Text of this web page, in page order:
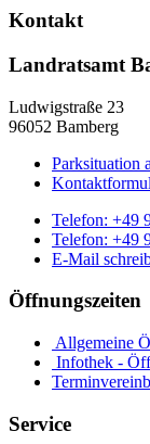
Kontakt
Landratsamt
Ludwigstraße 23
96052 Bamberg
Parksituation
Telefon: +49
Telefon: +49
E-Mail
Öffnungszeiten
Allgemeine
Infothek -
Service